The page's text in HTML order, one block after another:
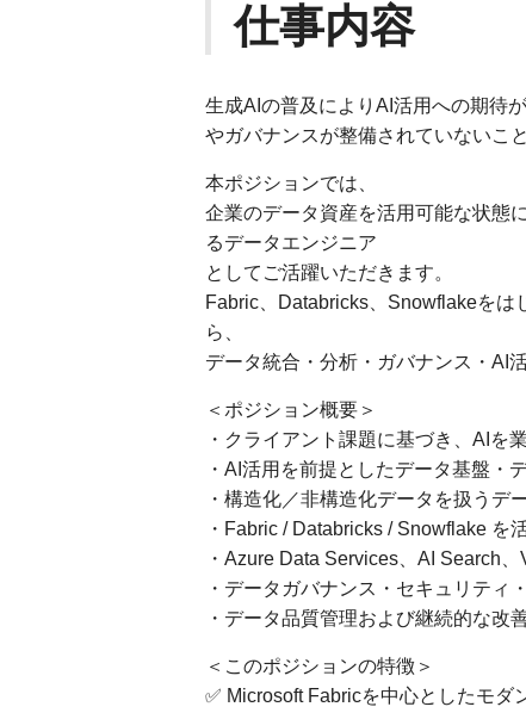
仕事内容
生成AIの普及によりAI活用への期待
やガバナンスが整備されていないこ
本ポジションでは、
企業のデータ資産を活用可能な状態
るデータエンジニア
としてご活躍いただきます。
Fabric、Databricks、Snowflakeをは
ら、
データ統合・分析・ガバナンス・AI
＜ポジション概要＞
・クライアント課題に基づき、AIを
・AI活用を前提としたデータ基盤・
・構造化／非構造化データを扱うデ
・Fabric / Databricks / Snowflake を
・Azure Data Services、AI Search
・データガバナンス・セキュリティ
・データ品質管理および継続的な改
＜このポジションの特徴＞
✅ Microsoft Fabricを中心としたモダ